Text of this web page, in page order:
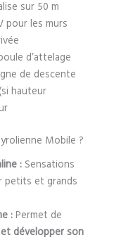
sur 50 m
pour les murs
d’attelage
de descente
hauteur
Mobile ?
:Sensations
petits et grands
:Permet de
développer son